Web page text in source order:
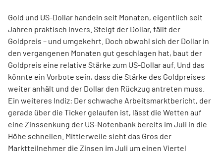
Gold und US-Dollar handeln seit Monaten, eigentlich seit
Jahren praktisch invers. Steigt der Dollar, fällt der
Goldpreis – und umgekehrt. Doch obwohl sich der Dollar in
den vergangenen Monaten gut geschlagen hat, baut der
Goldpreis eine relative Stärke zum US-Dollar auf. Und das
könnte ein Vorbote sein, dass die Stärke des Goldpreises
weiter anhält und der Dollar den Rückzug antreten muss.
Ein weiteres Indiz: Der schwache Arbeitsmarktbericht, der
gerade über die Ticker gelaufen ist, lässt die Wetten auf
eine Zinssenkung der US-Notenbank bereits im Juli in die
Höhe schnellen. Mittlerweile sieht das Gros der
Marktteilnehmer die Zinsen im Juli um einen Viertel